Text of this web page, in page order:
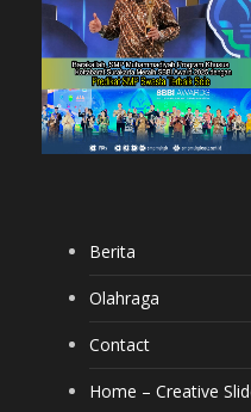
Berita
Olahraga
Contact
Home – Creative